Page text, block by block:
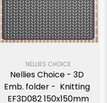
NELLIES CHOICE
Nellies Choice - 3D
Emb. folder -  Knitting
EF3D082 150x150mm